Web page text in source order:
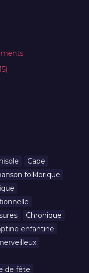
Cape
folklorique
Chronique
enfantine
de fête